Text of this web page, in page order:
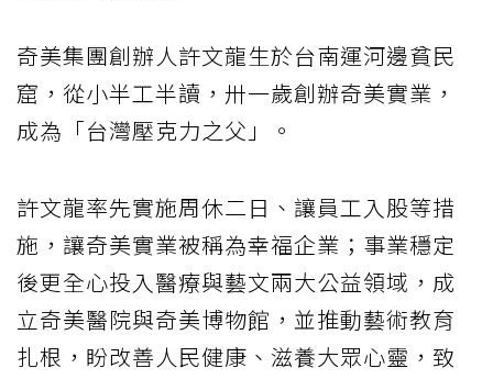
奇美集團創辦人許文龍生於台南運河邊貧民
窟，從小半工半讀，卅一歲創辦奇美實業，
成為「台灣壓克力之父」。
許文龍率先實施周休二日、讓員工入股等措
施，讓奇美實業被稱為幸福企業；事業穩定
後更全心投入醫療與藝文兩大公益領域，成
立奇美醫院與奇美博物館，並推動藝術教育
扎根，盼改善人民健康、滋養大眾心靈，致